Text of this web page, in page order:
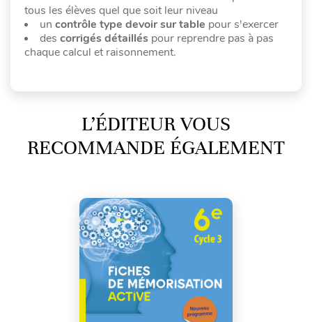
tous les élèves quel que soit leur niveau
un contrôle type devoir sur table pour s'exercer
des corrigés détaillés pour reprendre pas à pas
chaque calcul et raisonnement.
L’ÉDITEUR VOUS
RECOMMANDE ÉGALEMENT